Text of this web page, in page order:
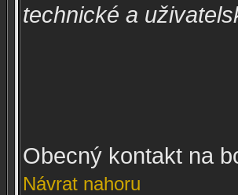
technické a
Obecný kontakt na
Návrat nahoru